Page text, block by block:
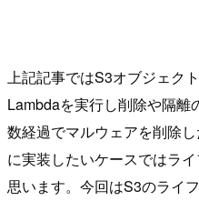
上記記事ではS3オブジェク
Lambdaを実行し削除や隔離
数経過でマルウェアを削除
に実装したいケースではラ
思います。今回はS3のライ